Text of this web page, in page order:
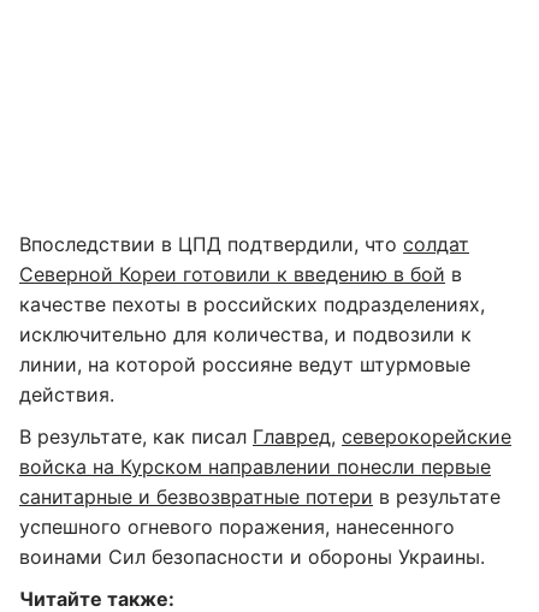
Впоследствии в ЦПД подтвердили, что солдат
Северной Кореи готовили к введению в бой в
качестве пехоты в российских подразделениях,
исключительно для количества, и подвозили к
линии, на которой россияне ведут штурмовые
действия.
В результате, как писал Главред, северокорейские
войска на Курском направлении понесли первые
санитарные и безвозвратные потери в результате
успешного огневого поражения, нанесенного
воинами Сил безопасности и обороны Украины.
Читайте также: